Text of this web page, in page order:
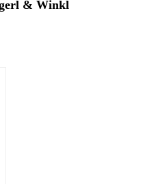
& Winkl